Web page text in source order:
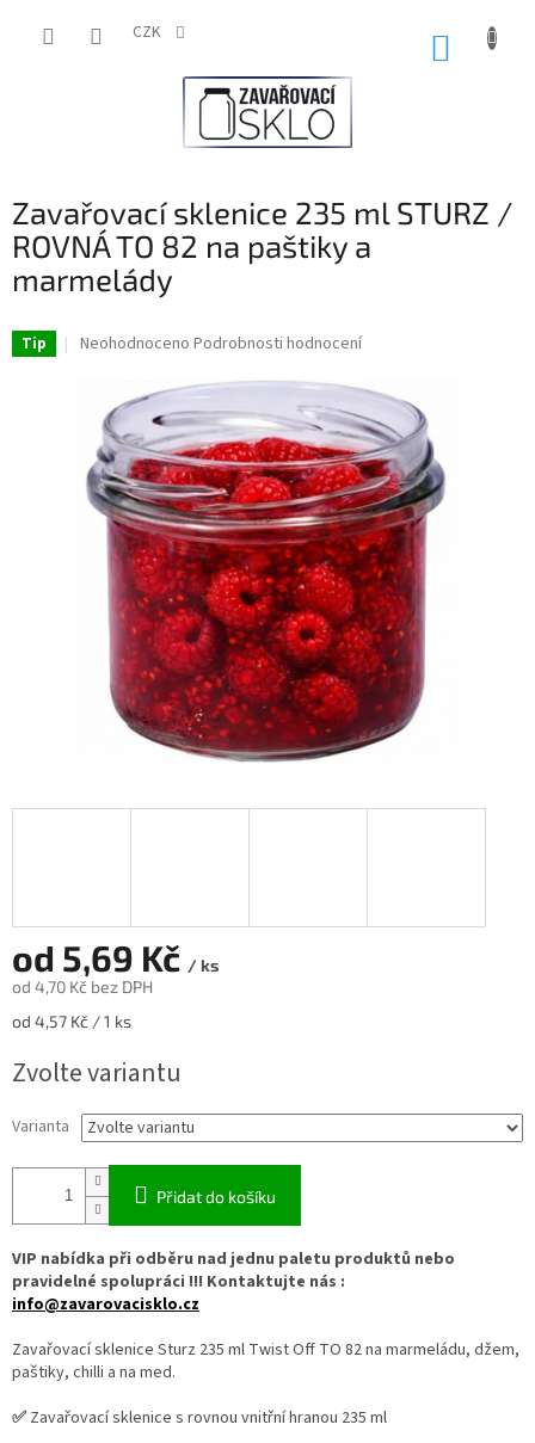
CZK
Zavařovací sklenice 235 ml STURZ /
ROVNÁ TO 82 na paštiky a
marmelády
Tip
Průměrné
5
hvězdiček.
Neohodnoceno Podrobnosti hodnocení
od 5,69 Kč / ks
od 4,70 Kč bez DPH
Měrná
od 4,57 Kč / 1 ks
Zvolte variantu
Varianta
Přidat do košíku
VIP nabídka při odběru nad jednu paletu produktů nebo
pravidelné spolupráci !!! Kontaktujte nás :
info@zavarovacisklo.cz
Zavařovací sklenice Sturz 235 ml Twist Off TO 82 na marmeládu, džem,
paštiky, chilli a na med.
✅ Zavařovací sklenice s rovnou vnitřní hranou 235 ml